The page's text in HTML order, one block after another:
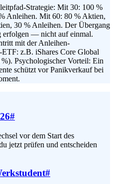
Strategie: Mit 30: 100 %
Anleihen. Mit 60: 80 % Aktien,
30 % Anleihen. Der Übergang
erfolgen — nicht auf einmal.
mit der Anleihen-
z.B. iShares Core Global
Psychologischer Vorteil: Ein
schützt vor Panikverkauf bei
#
vor dem Start des
jetzt prüfen und entscheiden
#